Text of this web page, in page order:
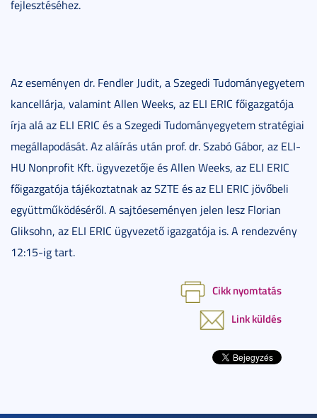
fejlesztéséhez.
Az eseményen dr. Fendler Judit, a Szegedi Tudományegyetem
kancellárja, valamint Allen Weeks, az ELI ERIC főigazgatója
írja alá az ELI ERIC és a Szegedi Tudományegyetem stratégiai
megállapodását. Az aláírás után prof. dr. Szabó Gábor, az ELI-
HU Nonprofit Kft. ügyvezetője és Allen Weeks, az ELI ERIC
főigazgatója tájékoztatnak az SZTE és az ELI ERIC jövőbeli
együttműködéséről. A sajtóeseményen jelen lesz Florian
Gliksohn, az ELI ERIC ügyvezető igazgatója is. A rendezvény
12:15-ig tart.
Cikk nyomtatás
Link küldés